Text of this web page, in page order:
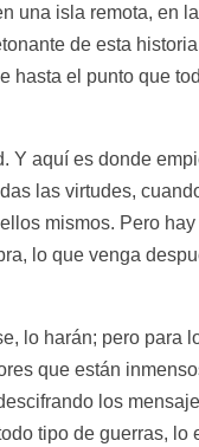
una isla remota, en
de esta
hasta el punto que
Y aquí es donde
las virtudes,
mismos. Pero
lo que venga
lo harán; pero
que están
los
tipo de guerras,